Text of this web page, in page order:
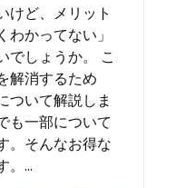
けど、メリット
かってない」
でしょうか。 こ
解消するため
ついて解説しま
も一部について
。そんなお得な
。...